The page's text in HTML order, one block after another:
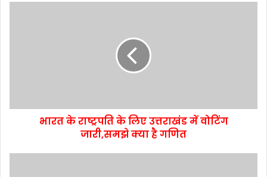
भारत के राष्‍ट्रपति के लिए उत्तराखंड में वोटिंग
जारी,समझे क्या है गणित